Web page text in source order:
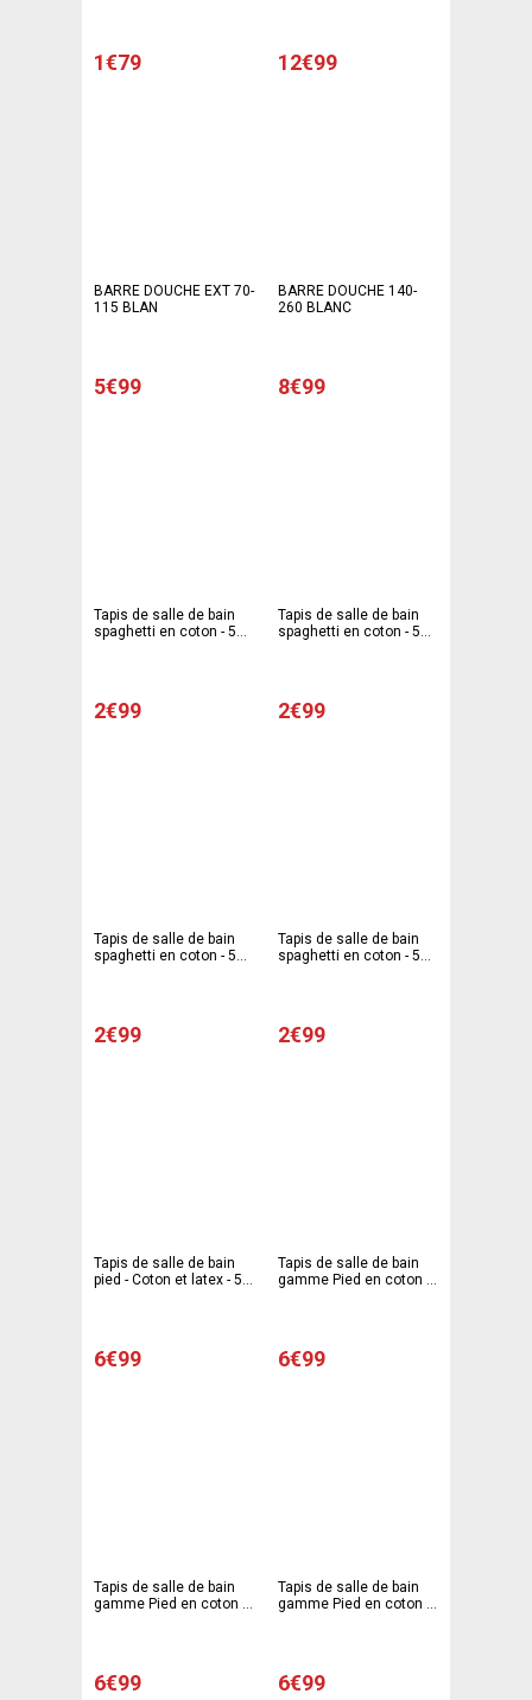
1€79 12€99
BARRE DOUCHE EXT 70-
115 BLAN
5€99
BARRE DOUCHE 140-
260 BLANC
8€99
Tapis de salle de bain
spaghetti en coton - 50
2€99
Tapis de salle de bain
spaghetti en coton - 50
2€99
Tapis de salle de bain
spaghetti en coton - 50
2€99
Tapis de salle de bain
spaghetti en coton - 50
2€99
Tapis de salle de bain
pied - Coton et latex - 50
6€99
Tapis de salle de bain
gamme Pied en coton -
6€99
Tapis de salle de bain
gamme Pied en coton -
6€99
Tapis de salle de bain
gamme Pied en coton -
6€99